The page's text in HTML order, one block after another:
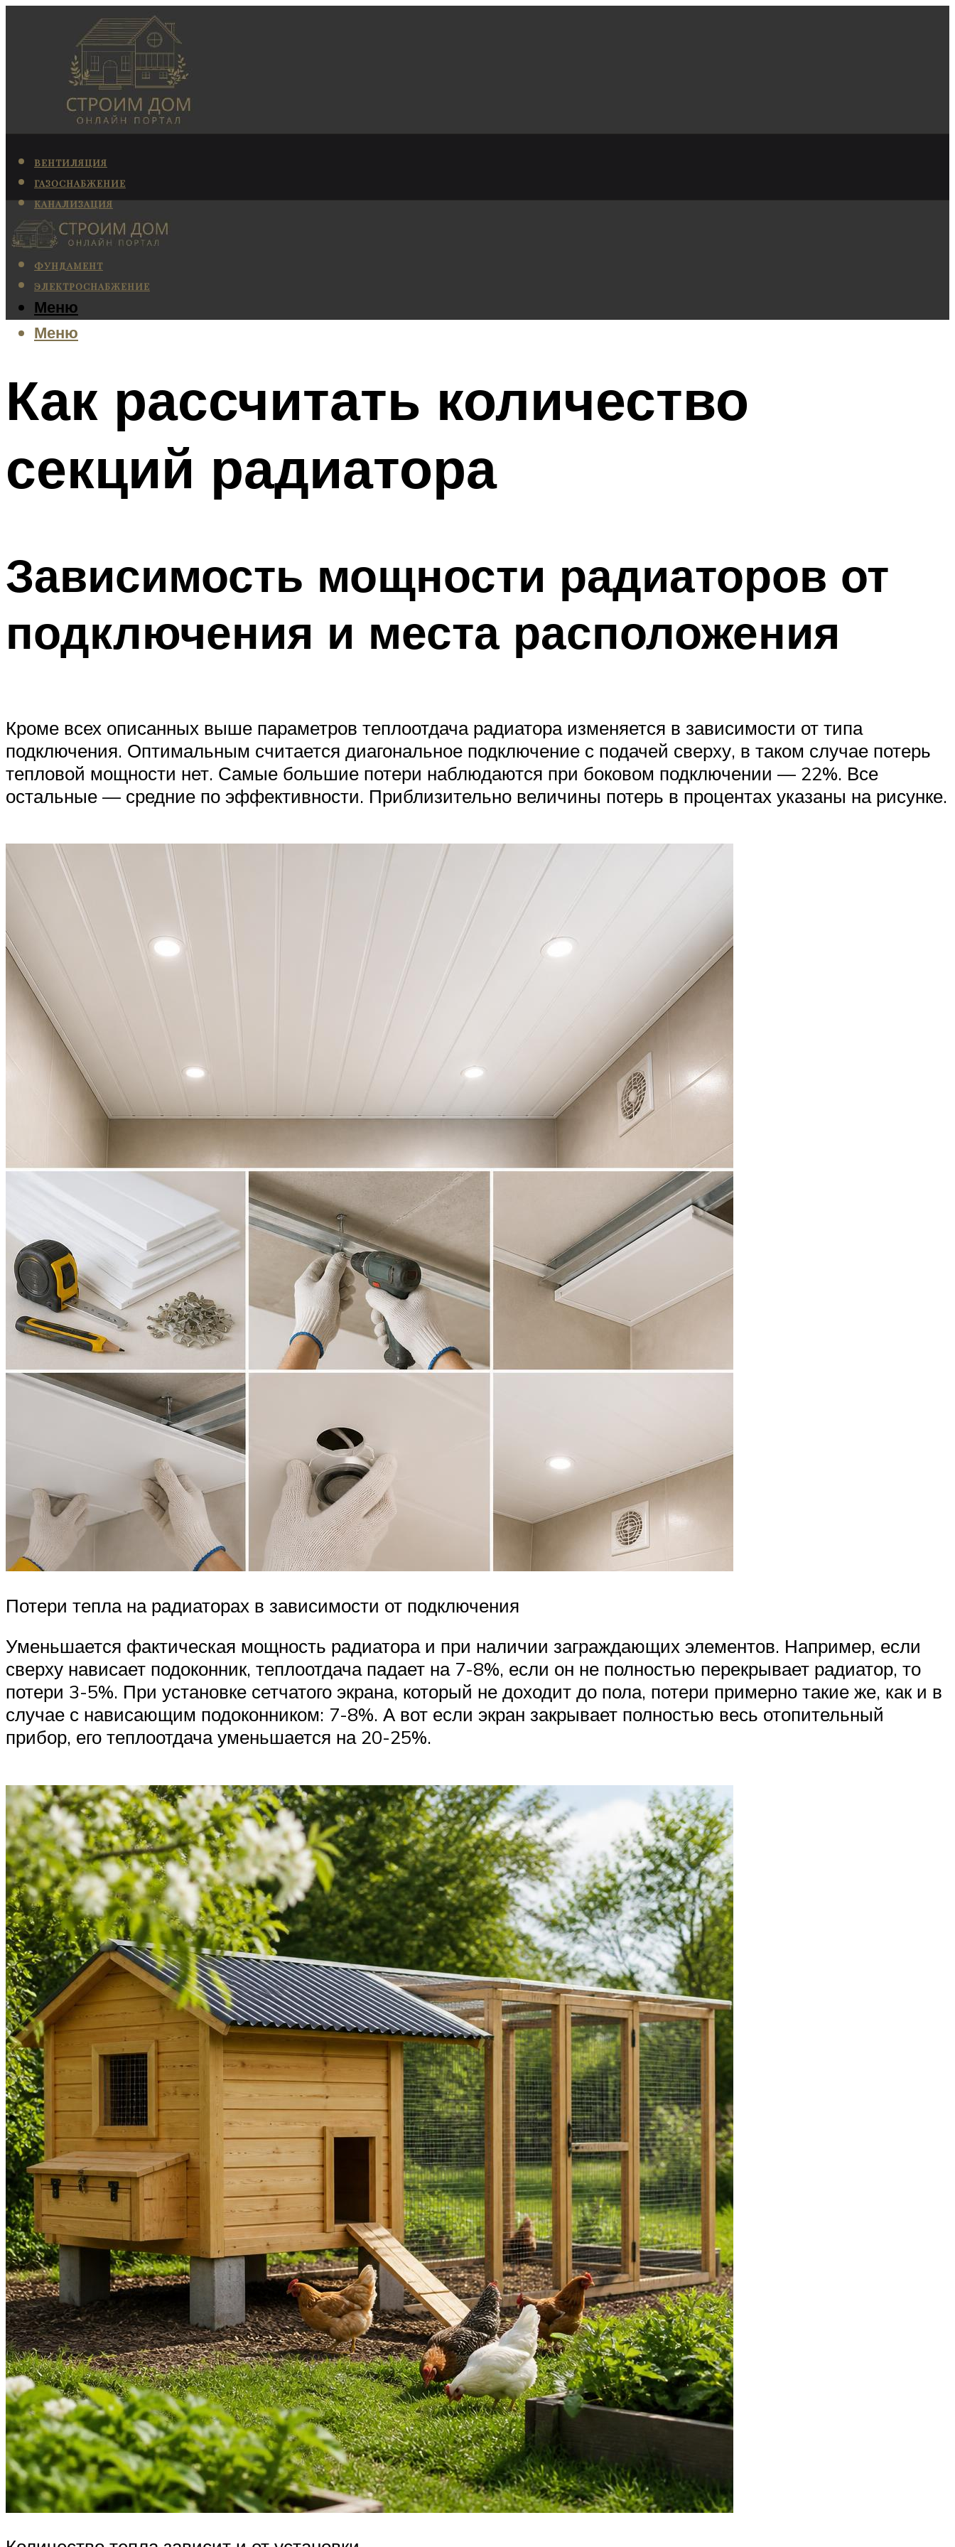
ВЕНТИЛЯЦИЯ
ГАЗОСНАБЖЕНИЕ
КАНАЛИЗАЦИЯ
КОНДИЦИОНИРОВАНИЕ
ОТОПЛЕНИЕ
ФУНДАМЕНТ
ЭЛЕКТРОСНАБЖЕНИЕ
Меню
Меню
Как рассчитать количество
секций радиатора
Зависимость мощности радиаторов от
подключения и места расположения
Кроме всех описанных выше параметров теплоотдача радиатора изменяется в зависимости от типа
подключения. Оптимальным считается диагональное подключение с подачей сверху, в таком случае потерь
тепловой мощности нет. Самые большие потери наблюдаются при боковом подключении — 22%. Все
остальные — средние по эффективности. Приблизительно величины потерь в процентах указаны на рисунке.
Потери тепла на радиаторах в зависимости от подключения
Уменьшается фактическая мощность радиатора и при наличии заграждающих элементов. Например, если
сверху нависает подоконник, теплоотдача падает на 7-8%, если он не полностью перекрывает радиатор, то
потери 3-5%. При установке сетчатого экрана, который не доходит до пола, потери примерно такие же, как и в
случае с нависающим подоконником: 7-8%. А вот если экран закрывает полностью весь отопительный
прибор, его теплоотдача уменьшается на 20-25%.